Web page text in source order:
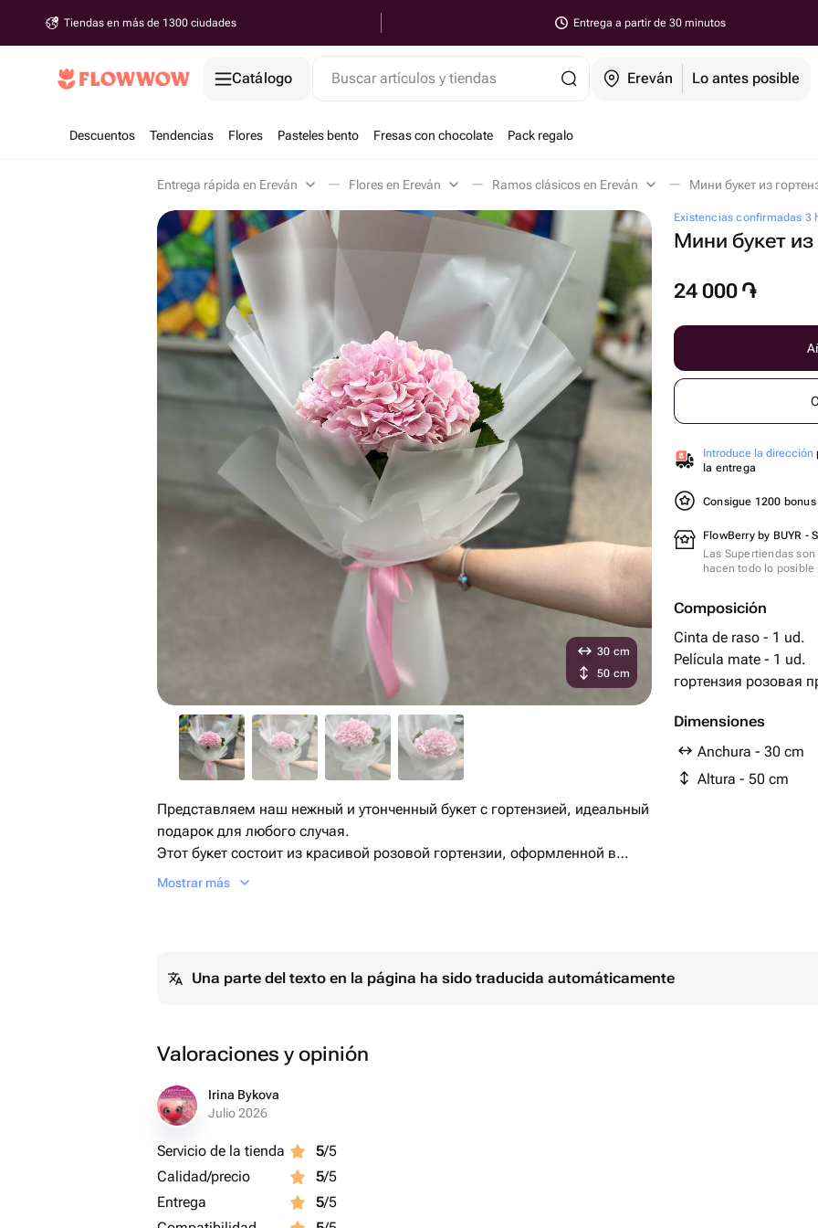
Tiendas en más de 1300 ciudades Entrega a partir de 30 minutos
Catálogo Buscar artículos y tiendas Ereván Lo antes posible
Descuentos Tendencias Flores Pasteles bento Fresas con chocolate Pack regalo
Entrega rápida en Ereván Flores en Ereván Ramos clásicos en Ereván Мини букет из
Existencias confirmadas 3
Мини букет из
24 000 ֏
Introduce la dirección
la entrega
Consigue 1200 bonus
FlowBerry by BUYR -
Las Supertiendas
hacen todo lo
Composición
Cinta de raso - 1 ud.
Película mate - 1 ud.
гортензия розовая
Dimensiones
Anchura - 30 cm
Altura - 50 cm
30 cm
50 cm
Представляем наш нежный и утонченный букет с гортензией, идеальный
подарок для любого случая.
Этот букет состоит из красивой розовой гортензии, оформленной в
белую упаковку с темно-синей лентой, придающей ему элегантный и
Mostrar más
Una parte del texto en la página ha sido traducida automáticamente
Valoraciones y opinión
Irina Bykova
Julio 2026
Servicio de la tienda 5/5
Calidad/precio
5/5
Entrega
5/5